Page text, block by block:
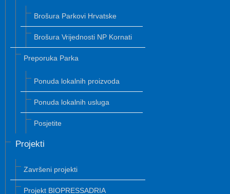
Brošura Parkovi Hrvatske
Brošura Vrijednosti NP Kornati
Preporuka Parka
Ponuda lokalnih proizvoda
Ponuda lokalnih usluga
Posjetite
Projekti
Završeni projekti
Projekt BIOPRESSADRIA